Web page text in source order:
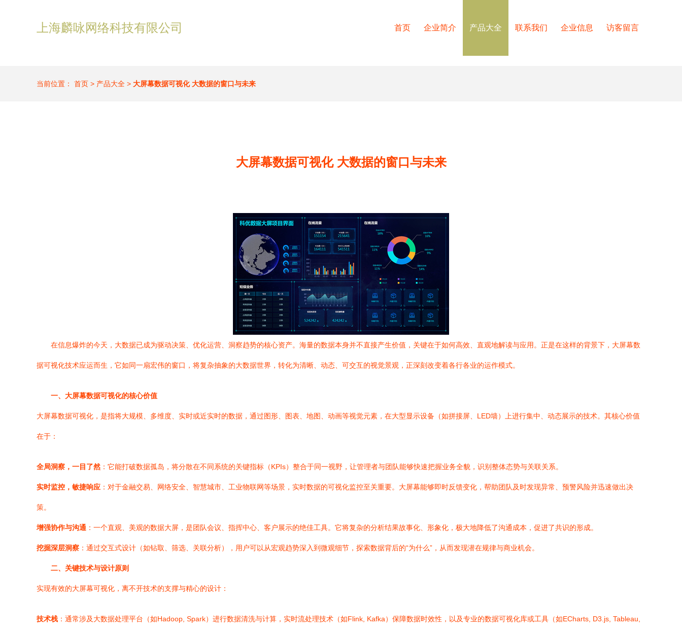
上海麟咏网络科技有限公司 首页 企业简介 产品大全 联系我们 企业信息 访客留言
当前位置： 首页 > 产品大全 > 大屏幕数据可视化 大数据的窗口与未来
大屏幕数据可视化 大数据的窗口与未来
在信息爆炸的今天，大数据已成为驱动决策、优化运营、洞察趋势的核心资产。海量的数据本身并不直接产生价值，关键在于如何高效、直观地解读与应用。正是在这样的背景下，大屏幕数
据可视化技术应运而生，它如同一扇宏伟的窗口，将复杂抽象的大数据世界，转化为清晰、动态、可交互的视觉景观，正深刻改变着各行各业的运作模式。
一、大屏幕数据可视化的核心价值
大屏幕数据可视化，是指将大规模、多维度、实时或近实时的数据，通过图形、图表、地图、动画等视觉元素，在大型显示设备（如拼接屏、LED墙）上进行集中、动态展示的技术。其核心价值
在于：
全局洞察，一目了然 ：它能打破数据孤岛，将分散在不同系统的关键指标（KPIs）整合于同一视野，让管理者与团队能够快速把握业务全貌，识别整体态势与关联关系。
实时监控，敏捷响应 ：对于金融交易、网络安全、智慧城市、工业物联网等场景，实时数据的可视化监控至关重要。大屏幕能够即时反馈变化，帮助团队及时发现异常、预警风险并迅速做出决
策。
增强协作与沟通 ：一个直观、美观的数据大屏，是团队会议、指挥中心、客户展示的绝佳工具。它将复杂的分析结果故事化、形象化，极大地降低了沟通成本，促进了共识的形成。
挖掘深层洞察 ：通过交互式设计（如钻取、筛选、关联分析），用户可以从宏观趋势深入到微观细节，探索数据背后的“为什么”，从而发现潜在规律与商业机会。
二、关键技术与设计原则
实现有效的大屏幕可视化，离不开技术的支撑与精心的设计：
技术栈 ：通常涉及大数据处理平台（如Hadoop, Spark）进行数据清洗与计算，实时流处理技术（如Flink, Kafka）保障数据时效性，以及专业的数据可视化库或工具（如ECharts, D3.js, Tableau,